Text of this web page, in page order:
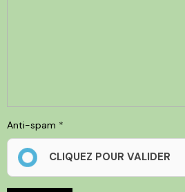
Anti-spam
CLIQUEZ POUR VALIDER